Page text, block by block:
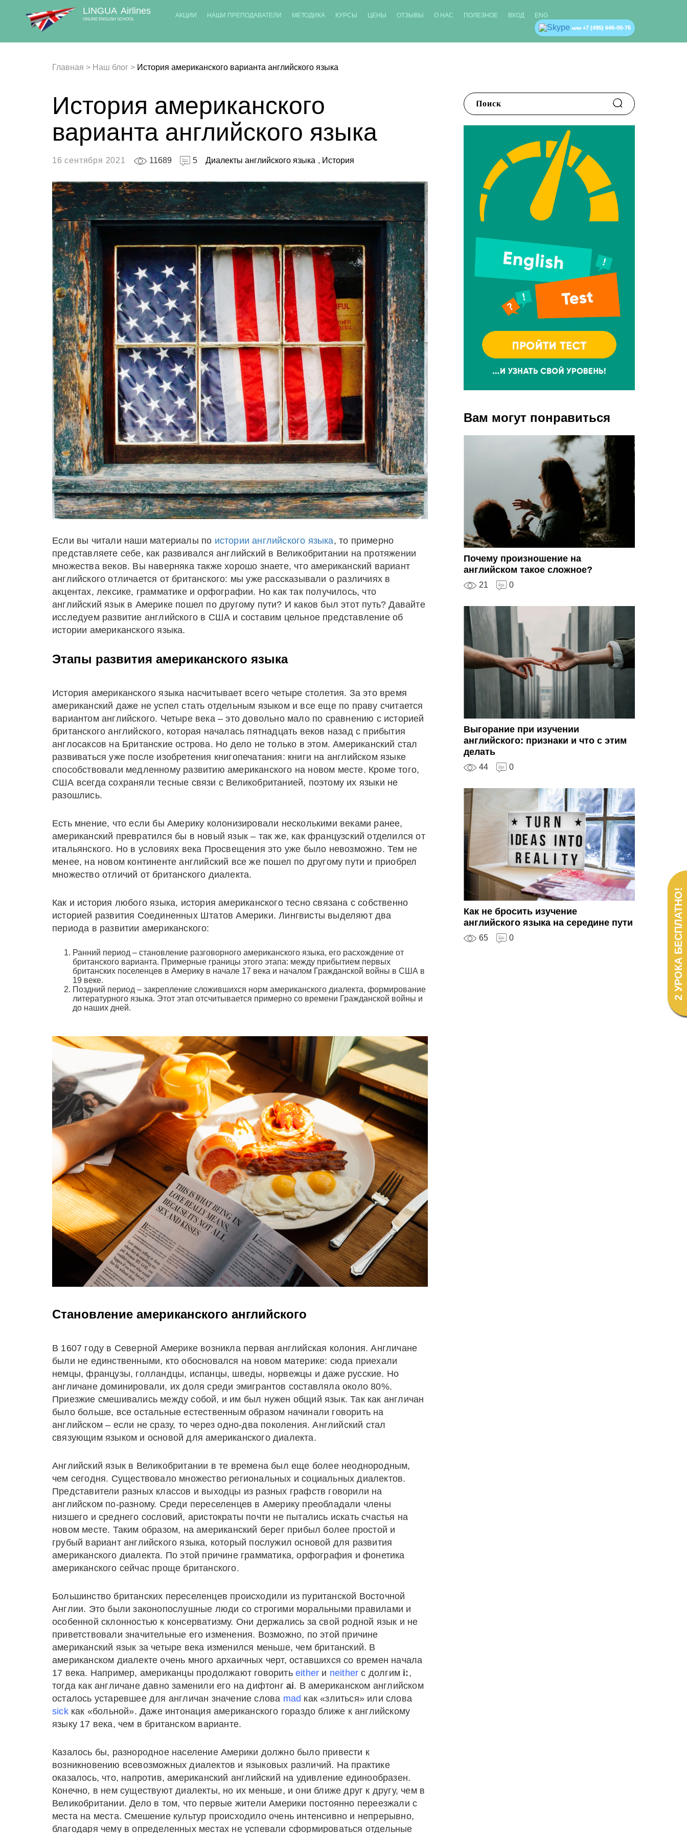
LINGUA Airlines
ONLINE ENGLISH SCHOOL
АКЦИИ НАШИ ПРЕПОДАВАТЕЛИ МЕТОДИКА КУРСЫ ЦЕНЫ ОТЗЫВЫ О НАС ПОЛЕЗНОЕ ВХОД ENG
или +7 (495) 646-00-76
Главная > Наш блог > История американского варианта английского языка
Вам могут понравиться
Почему произношение на
английском такое сложное?
21 0
Выгорание при изучении
английского: признаки и что с этим
делать
44 0
Как не бросить изучение
английского языка на середине пути
65 0
История американского
варианта английского языка
16 сентября 2021 11689 5 Диалекты английского языка , История
Если вы читали наши материалы по истории английского языка, то примерно
представляете себе, как развивался английский в Великобритании на протяжении
множества веков. Вы наверняка также хорошо знаете, что американский вариант
английского отличается от британского: мы уже рассказывали о различиях в
акцентах, лексике, грамматике и орфографии. Но как так получилось, что
английский язык в Америке пошел по другому пути? И каков был этот путь? Давайте
исследуем развитие английского в США и составим цельное представление об
истории американского языка.
Этапы развития американского языка
История американского языка насчитывает всего четыре столетия. За это время
американский даже не успел стать отдельным языком и все еще по праву считается
вариантом английского. Четыре века – это довольно мало по сравнению с историей
британского английского, которая началась пятнадцать веков назад с прибытия
англосаксов на Британские острова. Но дело не только в этом. Американский стал
развиваться уже после изобретения книгопечатания: книги на английском языке
способствовали медленному развитию американского на новом месте. Кроме того,
США всегда сохраняли тесные связи с Великобританией, поэтому их языки не
разошлись.
Есть мнение, что если бы Америку колонизировали несколькими веками ранее,
американский превратился бы в новый язык – так же, как французский отделился от
итальянского. Но в условиях века Просвещения это уже было невозможно. Тем не
менее, на новом континенте английский все же пошел по другому пути и приобрел
множество отличий от британского диалекта.
Как и история любого языка, история американского тесно связана с собственно
историей развития Соединенных Штатов Америки. Лингвисты выделяют два
периода в развитии американского:
Ранний период – становление разговорного американского языка, его расхождение от
британского варианта. Примерные границы этого этапа: между прибытием первых
британских поселенцев в Америку в начале 17 века и началом Гражданской войны в США в
19 веке.
Поздний период – закрепление сложившихся норм американского диалекта, формирование
литературного языка. Этот этап отсчитывается примерно со времени Гражданской войны и
до наших дней.
Становление американского английского
В 1607 году в Северной Америке возникла первая английская колония. Англичане
были не единственными, кто обосновался на новом материке: сюда приехали
немцы, французы, голландцы, испанцы, шведы, норвежцы и даже русские. Но
англичане доминировали, их доля среди эмигрантов составляла около 80%.
Приезжие смешивались между собой, и им был нужен общий язык. Так как англичан
было больше, все остальные естественным образом начинали говорить на
английском – если не сразу, то через одно-два поколения. Английский стал
связующим языком и основой для американского диалекта.
Английский язык в Великобритании в те времена был еще более неоднородным,
чем сегодня. Существовало множество региональных и социальных диалектов.
Представители разных классов и выходцы из разных графств говорили на
английском по-разному. Среди переселенцев в Америку преобладали члены
низшего и среднего сословий, аристократы почти не пытались искать счастья на
новом месте. Таким образом, на американский берег прибыл более простой и
грубый вариант английского языка, который послужил основой для развития
американского диалекта. По этой причине грамматика, орфография и фонетика
американского сейчас проще британского.
Большинство британских переселенцев происходили из пуританской Восточной
Англии. Это были законопослушные люди со строгими моральными правилами и
особенной склонностью к консерватизму. Они держались за свой родной язык и не
приветствовали значительные его изменения. Возможно, по этой причине
американский язык за четыре века изменился меньше, чем британский. В
американском диалекте очень много архаичных черт, оставшихся со времен начала
17 века. Например, американцы продолжают говоритьeither и neither с долгим i:,
тогда как англичане давно заменили его на дифтонг ai. В американском английском
осталось устаревшее для англичан значение слова mad как «злиться» или слова
sickкак «больной». Даже интонация американского гораздо ближе к английскому
языку 17 века, чем в британском варианте.
Казалось бы, разнородное население Америки должно было привести к
возникновению всевозможных диалектов и языковых различий. На практике
оказалось, что, напротив, американский английский на удивление единообразен.
Конечно, в нем существуют диалекты, но их меньше, и они ближе друг к другу, чем в
Великобритании. Дело в том, что первые жители Америки постоянно переезжали с
места на места. Смешение культур происходило очень интенсивно и непрерывно,
благодаря чему в определенных местах не успевали сформироваться отдельные
2 УРОКА БЕСПЛАТНО!